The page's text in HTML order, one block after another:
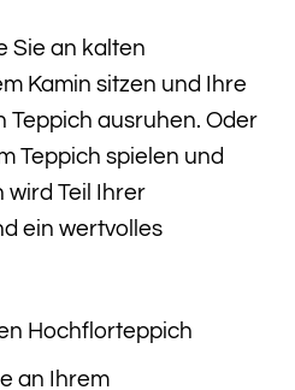
Sie an kalten
Kamin sitzen und Ihre
Teppich ausruhen. Oder
Teppich spielen und
wird Teil Ihrer
ein wertvolles
Hochflorteppich
an Ihrem